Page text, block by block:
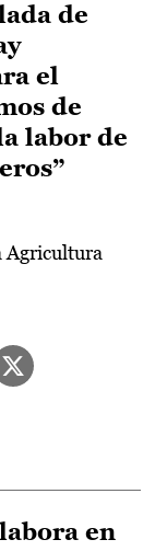
de
el
de
labor de
Agricultura
en